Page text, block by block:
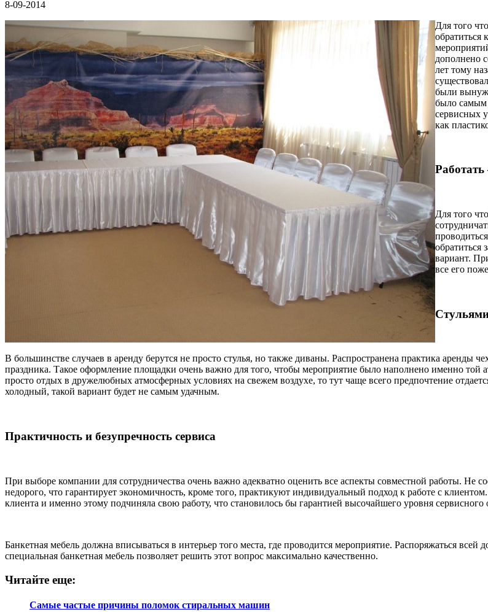
8-09-2014
Для того
обратиться
дополнено
лет тому
были
было самым
сервисных
как
Работать
Для того
обратиться
вариант.
все его
В большинстве случаев в аренду берутся не просто стулья, но также диваны. Распространена практика аренды
праздника. Такое оформление площадки очень важно для того, чтобы мероприятие было наполнено именно той
просто отдых в дружелюбных атмосферных условиях на свежем воздухе, то тут чаще всего предпочтение
холодный, такой вариант будет не самым удачным.
Практичность и безупречность сервиса
При выборе компании для сотрудничества очень важно адекватно оценить все аспекты совместной работы. Не
недорого, что гарантирует экономичность, кроме того, практикуют индивидуальный подход к работе с
клиента и именно этому подчиняла свою работу, что становилось бы гарантией высочайшего уровня сервисного
Банкетная мебель должна вписываться в интерьер того места, где проводится мероприятие. Распоряжаться
специальная банкетная мебель позволяет решить этот вопрос максимально качественно.
Читайте еще:
Самые частые причины поломок стиральных машин